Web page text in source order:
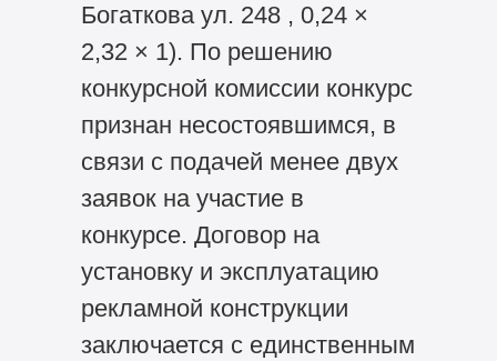
Богаткова ул. 248 , 0,24 ×
2,32 × 1). По решению
конкурсной комиссии конкурс
признан несостоявшимся, в
связи с подачей менее двух
заявок на участие в
конкурсе. Договор на
установку и эксплуатацию
рекламной конструкции
заключается с единственным